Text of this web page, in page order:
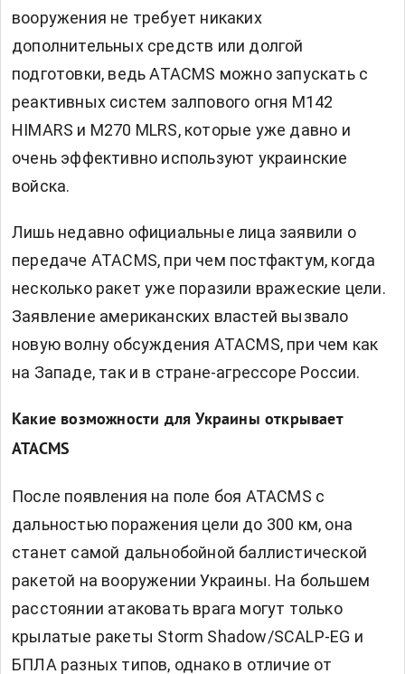
вооружения не требует никаких
дополнительных средств или долгой
подготовки, ведь ATACMS можно запускать с
реактивных систем залпового огня M142
HIMARS и M270 MLRS, которые уже давно и
очень эффективно используют украинские
войска.
Лишь недавно официальные лица заявили о
передаче ATACMS, при чем постфактум, когда
несколько ракет уже поразили вражеские цели.
Заявление американских властей вызвало
новую волну обсуждения ATACMS, при чем как
на Западе, так и в стране-агрессоре России.
Какие возможности для Украины открывает
ATACMS
После появления на поле боя ATACMS с
дальностью поражения цели до 300 км, она
станет самой дальнобойной баллистической
ракетой на вооружении Украины. На большем
расстоянии атаковать врага могут только
крылатые ракеты Storm Shadow/SCALP-EG и
БПЛА разных типов, однако в отличие от